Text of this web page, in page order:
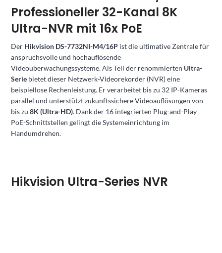
Professioneller 32-Kanal 8K
Ultra-NVR mit 16x PoE
Der Hikvision DS-7732NI-M4/16P ist die ultimative Zentrale für
anspruchsvolle und hochauflösende
Videoüberwachungssysteme. Als Teil der renommierten Ultra-
Serie bietet dieser Netzwerk-Videorekorder (NVR) eine
beispiellose Rechenleistung. Er verarbeitet bis zu 32 IP-Kameras
parallel und unterstützt zukunftssichere Videoauflösungen von
bis zu 8K (Ultra-HD). Dank der 16 integrierten Plug-and-Play
PoE-Schnittstellen gelingt die Systemeinrichtung im
Handumdrehen.
Hikvision Ultra-Series NVR